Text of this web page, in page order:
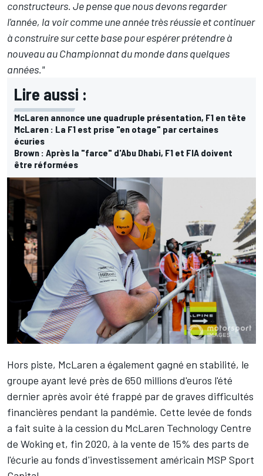
constructeurs. Je pense que nous devons regarder
l'année, la voir comme une année très réussie et continuer
à construire sur cette base pour espérer prétendre à
nouveau au Championnat du monde dans quelques
années."
Lire aussi :
McLaren annonce une quadruple présentation, F1 en tête
McLaren : La F1 est prise "en otage" par certaines
écuries
Brown : Après la "farce" d'Abu Dhabi, F1 et FIA doivent
être réformées
Hors piste, McLaren a également gagné en stabilité, le
groupe ayant levé près de 650 millions d'euros l'été
dernieraprès avoir été frappé par de graves difficultés
financières pendant la pandémie. Cette levée de fonds
a fait suite à la cession du McLaren Technology Centre
de Woking et, fin 2020, à la vente de 15% des parts de
l'écurie au fonds d'investissement américain MSP Sport